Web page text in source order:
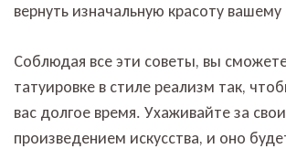
вернуть изначальную красоту вашему
Соблюдая все эти советы, вы
татуировке в стиле реализм так,
вас долгое время. Ухаживайте за
произведением искусства, и оно